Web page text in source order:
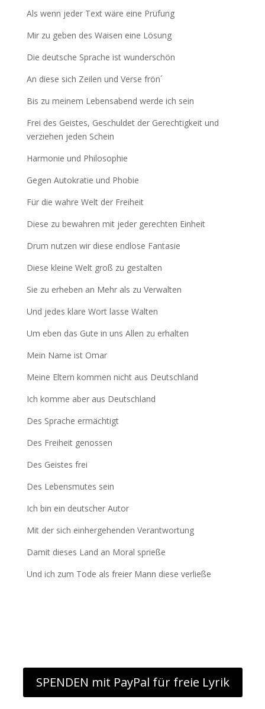
Als wenn jeder Text wäre eine Prüfung
Mir zu geben des Waisen eine Lösung
Die deutsche Sprache ist wunderschön
An diese sich Zeilen und Verse frön´
Bis zu meinem Lebensabend werde ich sein
Frei des Geistes, Geschuldet der Gerechtigkeit und
verziehen jeden Schein
Harmonie und Philosophie
Gegen Autokratie und Phobie
Für die wahre Welt der Freiheit
Diese zu bewahren mit jeder gerechten Einheit
Drum nutzen wir diese endlose Fantasie
Diese kleine Welt groß zu gestalten
Sie zu erheben an Mehr als zu Verwalten
Und jedes klare Wort lasse Walten
Um eben das Gute in uns Allen zu erhalten
Mein Name ist Omar
Meine Eltern kommen nicht aus Deutschland
Ich komme aber aus Deutschland
Des Sprache ermächtigt
Des Freiheit genossen
Des Geistes frei
Des Lebensmutes sein
Ich bin ein deutscher Autor
Mit der sich einhergehenden Verantwortung
Damit dieses Land an Moral sprieße
Und ich zum Tode als freier Mann diese verließe
SPENDEN mit PayPal für freie Lyrik